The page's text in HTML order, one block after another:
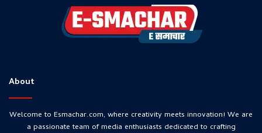
About
Welcome to Esmachar.com, where creativity meets innovation! We are
a passionate team of media enthusiasts dedicated to crafting